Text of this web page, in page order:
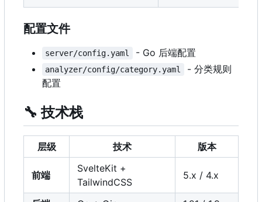
配置文件
server/config.yaml - Go 后端配置
analyzer/config/category.yaml
- 分类规则
配置
🔧 技术栈
层级 技术 版本
前端
SvelteKit +
TailwindCSS
5.x / 4.x